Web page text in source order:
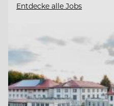
Entdecke alle Jobs